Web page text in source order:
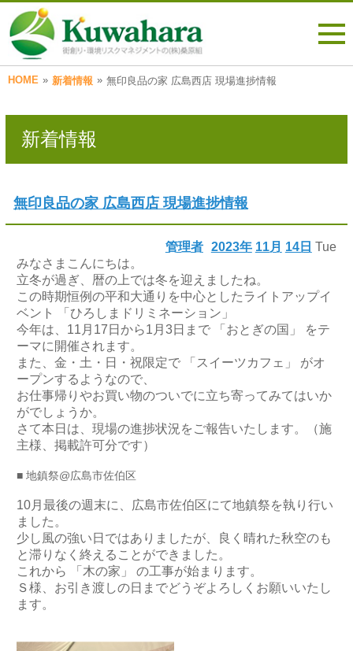
HOME » 新着情報 » 無印良品の家 広島西店 現場進捗情報
新着情報
無印良品の家 広島西店 現場進捗情報
2023年 11月 14日 Tue
管理者
みなさまこんにちは。
立冬が過ぎ、暦の上では冬を迎えましたね。
この時期恒例の平和大通りを中心としたライトアップイ
ベント 「ひろしまドリミネーション」
今年は、11月17日から1月3日まで 「おとぎの国」 をテ
ーマに開催されます。
また、金・土・日・祝限定で 「スイーツカフェ」 がオ
ープンするようなので、
お仕事帰りやお買い物のついでに立ち寄ってみてはいか
がでしょうか。
さて本日は、現場の進捗状況をご報告いたします。（施
主様、掲載許可分です）
■ 地鎮祭@広島市佐伯区
10月最後の週末に、広島市佐伯区にて地鎮祭を執り行い
ました。
少し風の強い日ではありましたが、良く晴れた秋空のも
と滞りなく終えることができました。
これから 「木の家」 の工事が始まります。
Ｓ様、お引き渡しの日までどうぞよろしくお願いいたし
ます。